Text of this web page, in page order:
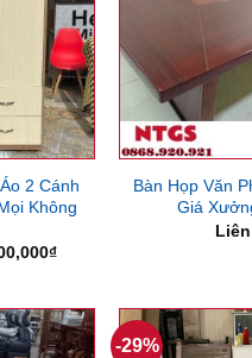
2 Cánh
Không
₫Giá
2,800,000₫.
Bàn Họp Văn
Giá
-29%